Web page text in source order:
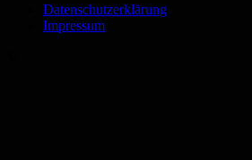
Datenschutzerklärung
Impressum